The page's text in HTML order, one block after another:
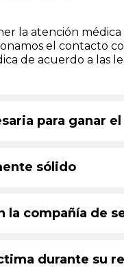
la atención
el contacto
de acuerdo a las
para ganar el
sólido
la compañía de
durante su